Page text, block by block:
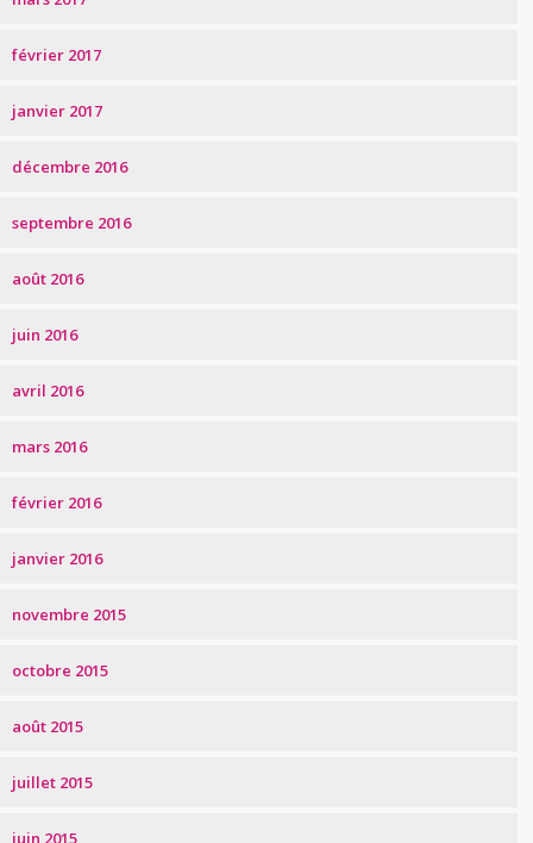
février 2017
janvier 2017
décembre 2016
septembre 2016
août 2016
juin 2016
avril 2016
mars 2016
février 2016
janvier 2016
novembre 2015
octobre 2015
août 2015
juillet 2015
juin 2015